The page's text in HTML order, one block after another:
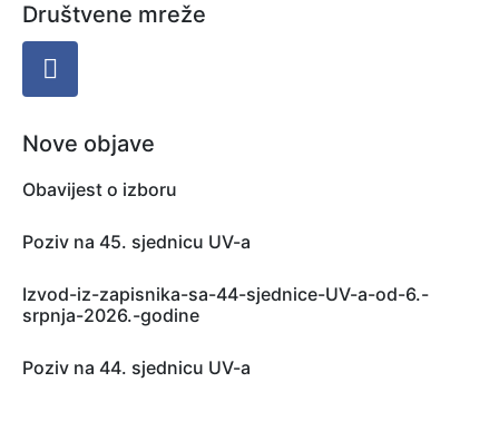
Društvene mreže
Nove objave
Obavijest o izboru
Poziv na 45. sjednicu UV-a
Izvod-iz-zapisnika-sa-44-sjednice-UV-a-od-6.-
srpnja-2026.-godine
Poziv na 44. sjednicu UV-a